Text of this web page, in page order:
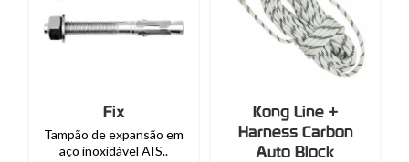
Fix
Tampão de expansão em
aço inoxidável AIS..
Kong Line +
Harness Carbon
Auto Block